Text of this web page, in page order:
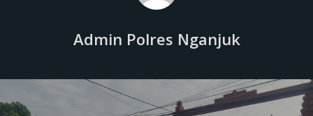
Admin Polres Nganjuk